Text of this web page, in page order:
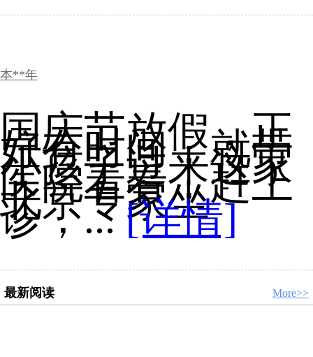
本**年
国庆节放假，正
好有时间，就带
小孩子过来这家
医院看看，赶上
北京专家坐
诊，... [详情]
最新阅读 More>>